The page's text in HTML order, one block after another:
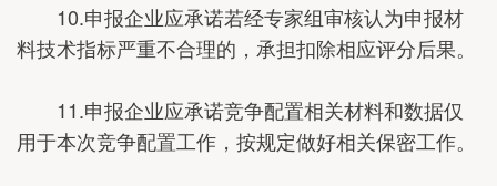
10.申报企业应承诺若经专家组审核认为申报材
料技术指标严重不合理的，承担扣除相应评分后果。
11.申报企业应承诺竞争配置相关材料和数据仅
用于本次竞争配置工作，按规定做好相关保密工作。